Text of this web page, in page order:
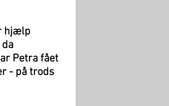
hjælp
Petra fået
- på trods